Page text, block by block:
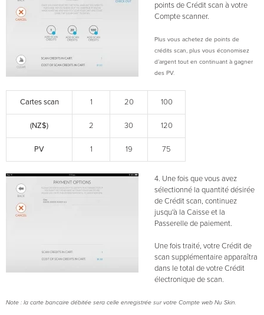
points de Crédit scan à votre
Compte scanner.
Plus vous achetez de points de
crédits scan, plus vous économisez
d’argent tout en continuant à gagner
des PV.
Cartes scan 1 20 100
(NZ$) 2 30 120
PV 1 19 75
4. Une fois que vous avez
sélectionné la quantité désirée
de Crédit scan, continuez
jusqu'à la Caisse et la
Passerelle de paiement.
Une fois traité, votre Crédit de
scan supplémentaire apparaîtra
dans le total de votre Crédit
électronique de scan.
Note : la carte bancaire débitée sera celle enregistrée sur votre Compte web Nu Skin.